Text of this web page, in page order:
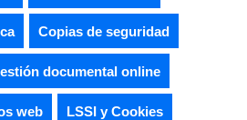
Copias de seguridad
documental online
web LSSI y Cookies